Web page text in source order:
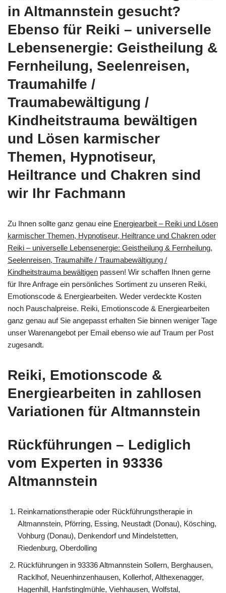
in Altmannstein gesucht?
Ebenso für Reiki – universelle
Lebensenergie: Geistheilung &
Fernheilung, Seelenreisen,
Traumahilfe /
Traumabewältigung /
Kindheitstrauma bewältigen
und Lösen karmischer
Themen, Hypnotiseur,
Heiltrance und Chakren sind
wir Ihr Fachmann
Zu Ihnen sollte ganz genau eine Energiearbeit – Reiki und Lösen
karmischer Themen, Hypnotiseur, Heiltrance und Chakren oder
Reiki – universelle Lebensenergie: Geistheilung & Fernheilung,
Seelenreisen, Traumahilfe / Traumabewältigung /
Kindheitstrauma bewältigen passen! Wir schaffen Ihnen gerne
für Ihre Anfrage ein persönliches Sortiment zu unseren Reiki,
Emotionscode & Energiearbeiten. Weder verdeckte Kosten
noch Pauschalpreise. Reiki, Emotionscode & Energiearbeiten
ganz genau auf Sie angepasst erhalten Sie binnen weniger Tage
unser Warenangebot per Email ebenso wie auf Traum per Post
zugesandt.
Reiki, Emotionscode &
Energiearbeiten in zahllosen
Variationen für Altmannstein
Rückführungen – Lediglich
vom Experten in 93336
Altmannstein
Reinkarnationstherapie oder Rückführungstherapie in
Altmannstein, Pförring, Essing, Neustadt (Donau), Kösching,
Vohburg (Donau), Denkendorf und Mindelstetten,
Riedenburg, Oberdolling
Rückführungen in 93336 Altmannstein Sollern, Berghausen,
Racklhof, Neuenhinzenhausen, Kollerhof, Althexenagger,
Hagenhill, Hanfstinglmühle, Viehhausen, Wolfstal,